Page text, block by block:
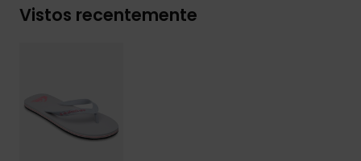
Vistos recentemente